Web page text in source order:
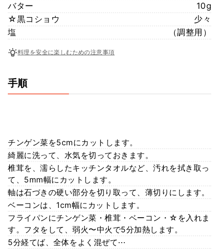
バター
10g
☆黒コショウ
少々
塩
（調整用）
料理を安全に楽しむための注意事項
手順
チンゲン菜を5cmにカットします。
綺麗に洗って、水気を切っておきます。
椎茸を、濡らしたキッチンタオルなど、汚れを拭き取っ
て、5mm幅にカットします。
軸は石づきの硬い部分を切り取って、薄切りにします。
ベーコンは、1cm幅にカットします。
フライパンにチンゲン菜・椎茸・ベーコン・☆を入れま
す。フタをして、弱火〜中火で5分加熱します。
5分経てば、全体をよく混ぜて⋯